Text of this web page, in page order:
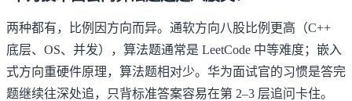
两种都有，比例因方向而异。通软方向八股比例更高（C++
底层、OS、并发），算法题通常是 LeetCode 中等难度；嵌入
式方向重硬件原理，算法题相对少。华为面试官的习惯是答完
题继续往深处追，只背标准答案容易在第 2–3 层追问卡住。